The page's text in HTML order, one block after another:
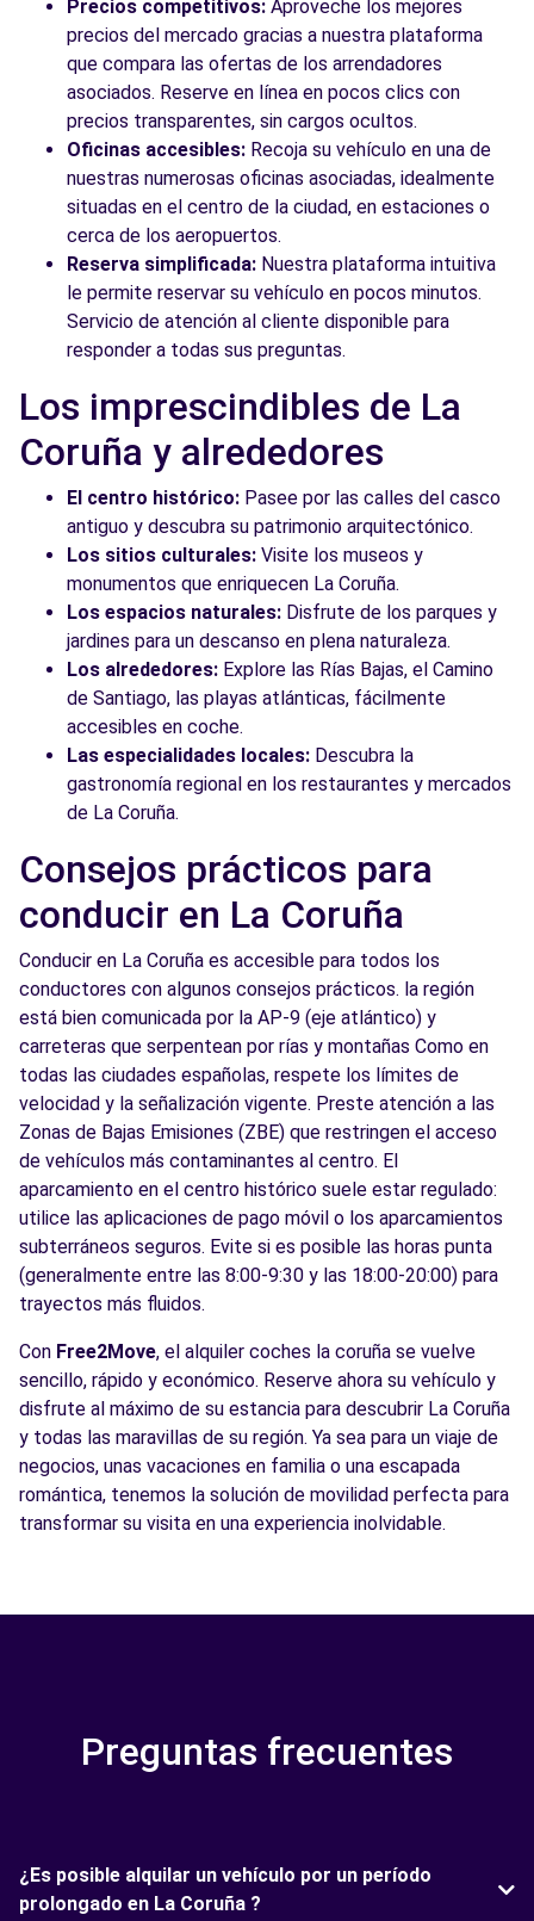
Precios competitivos: Aproveche los mejores
precios del mercado gracias a nuestra plataforma
que compara las ofertas de los arrendadores
asociados. Reserve en línea en pocos clics con
precios transparentes, sin cargos ocultos.
Oficinas accesibles: Recoja su vehículo en una de
nuestras numerosas oficinas asociadas, idealmente
situadas en el centro de la ciudad, en estaciones o
cerca de los aeropuertos.
Reserva simplificada: Nuestra plataforma intuitiva
le permite reservar su vehículo en pocos minutos.
Servicio de atención al cliente disponible para
responder a todas sus preguntas.
Los imprescindibles de La
Coruña y alrededores
El centro histórico: Pasee por las calles del casco
antiguo y descubra su patrimonio arquitectónico.
Los sitios culturales: Visite los museos y
monumentos que enriquecen La Coruña.
Los espacios naturales: Disfrute de los parques y
jardines para un descanso en plena naturaleza.
Los alrededores: Explore las Rías Bajas, el Camino
de Santiago, las playas atlánticas, fácilmente
accesibles en coche.
Las especialidades locales: Descubra la
gastronomía regional en los restaurantes y mercados
de La Coruña.
Consejos prácticos para
conducir en La Coruña
Conducir en La Coruña es accesible para todos los
conductores con algunos consejos prácticos. la región
está bien comunicada por la AP-9 (eje atlántico) y
carreteras que serpentean por rías y montañas Como en
todas las ciudades españolas, respete los límites de
velocidad y la señalización vigente. Preste atención a las
Zonas de Bajas Emisiones (ZBE) que restringen el acceso
de vehículos más contaminantes al centro. El
aparcamiento en el centro histórico suele estar regulado:
utilice las aplicaciones de pago móvil o los aparcamientos
subterráneos seguros. Evite si es posible las horas punta
(generalmente entre las 8:00-9:30 y las 18:00-20:00) para
trayectos más fluidos.
Con Free2Move, el alquiler coches la coruña se vuelve
sencillo, rápido y económico. Reserve ahora su vehículo y
disfrute al máximo de su estancia para descubrir La Coruña
y todas las maravillas de su región. Ya sea para un viaje de
negocios, unas vacaciones en familia o una escapada
romántica, tenemos la solución de movilidad perfecta para
transformar su visita en una experiencia inolvidable.
Preguntas frecuentes
¿Es posible alquilar un vehículo por un período
prolongado en La Coruña ?